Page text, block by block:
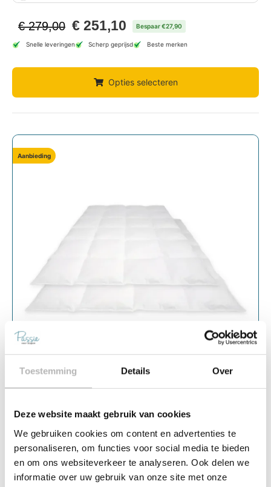
Toestemming Details Over
Deze website maakt gebruik van cookies
We gebruiken cookies om content en advertenties te
personaliseren, om functies voor social media te bieden
en om ons websiteverkeer te analyseren. Ook delen we
informatie over uw gebruik van onze site met onze
€279,00 € 251,10 Bespaar €27,90
Snelle leveringen Scherp geprijsd Beste merken
Opties selecteren
Aanbieding
Dekbed Dons
4 seizoenen dekbed, Dons, 140 x 220
Soort dekbed 4 seizoenen dekbed
Materiaal